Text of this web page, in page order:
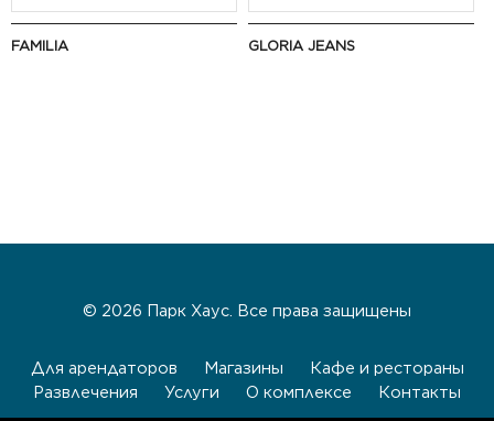
FAMILIA GLORIA JEANS
© 2026 Парк Хаус. Все права защищены
Для арендаторов Магазины
Кафе и рестораны
Развлечения
Услуги О комплексе Контакты